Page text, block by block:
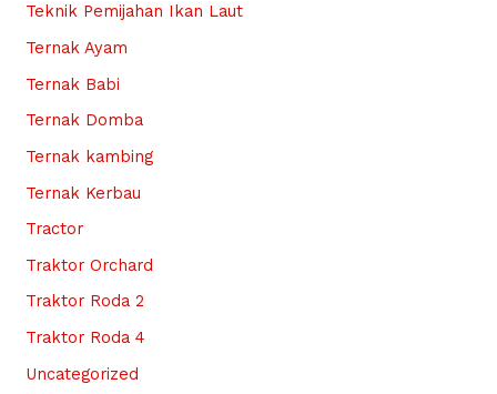
Teknik Pemijahan Ikan Laut
Ternak Ayam
Ternak Babi
Ternak Domba
Ternak kambing
Ternak Kerbau
Tractor
Traktor Orchard
Traktor Roda 2
Traktor Roda 4
Uncategorized